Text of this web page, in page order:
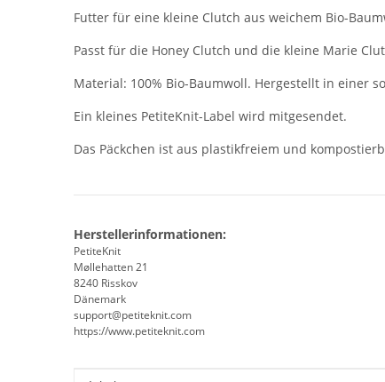
Futter für eine kleine Clutch aus weichem Bio-
Passt für die Honey Clutch und die kleine Marie
Material: 100% Bio-Baumwoll. Hergestellt in einer
Ein kleines PetiteKnit-Label wird mitgesendet.
Das Päckchen ist aus plastikfreiem und
Herstellerinformationen:
PetiteKnit
Møllehatten 21
8240 Risskov
Dänemark
support@petiteknit.com
https://www.petiteknit.com